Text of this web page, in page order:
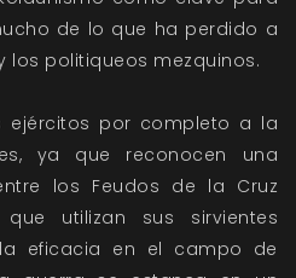
de lo que ha perdido a
los politiqueos mezquinos.
ejércitos por completo a la
ya que reconocen una
los Feudos de la Cruz
utilizan sus sirvientes
eficacia en el campo de